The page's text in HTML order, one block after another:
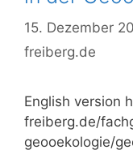
15. Dezember
freiberg.de
English version
freiberg.de/
geooekologie/